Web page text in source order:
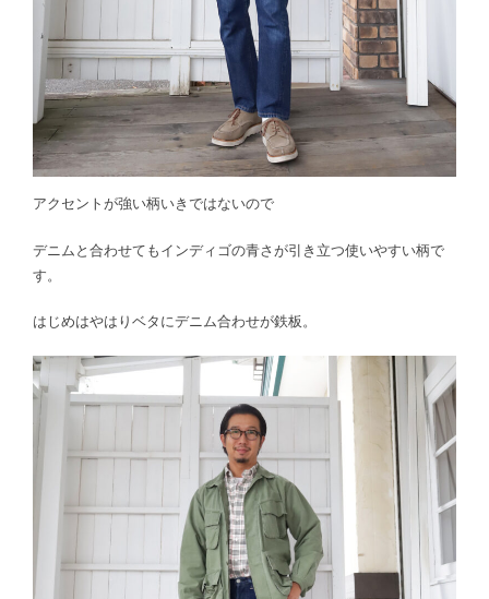
アクセントが強い柄いきではないので
デニムと合わせてもインディゴの青さが引き立つ使いやすい柄で
す。
はじめはやはりベタにデニム合わせが鉄板。